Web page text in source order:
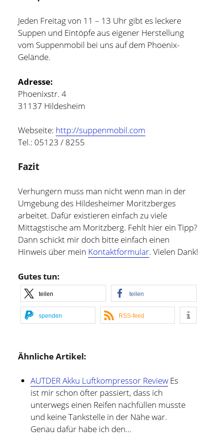
Jeden Freitag von 11 – 13 Uhr gibt es leckere
Suppen und Eintöpfe aus eigener Herstellung
vom Suppenmobil bei uns auf dem Phoenix-
Gelände.
Adresse:
Phoenixstr. 4
31137 Hildesheim
Webseite: http://suppenmobil.com
Tel.: 05123 / 8255
Fazit
Verhungern muss man nicht wenn man in der
Umgebung des Hildesheimer Moritzberges
arbeitet. Dafür existieren einfach zu viele
Mittagstische am Moritzberg. Fehlt hier ein Tipp?
Dann schickt mir doch bitte einfach einen
Hinweis über mein Kontaktformular. Vielen Dank!
Gutes tun:
teilen teilen
spenden RSS-feed
Ähnliche Artikel:
AUTDER Akku Luftkompressor ReviewEs
ist mir schon öfter passiert, dass ich
unterwegs einen Reifen nachfüllen musste
und keine Tankstelle in der Nähe war.
Genau dafür habe ich den…